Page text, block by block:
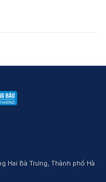
Hai Bà Trưng, Thành phố Hà